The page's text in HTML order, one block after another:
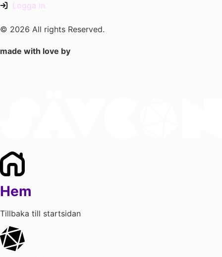
Logga in
© 2026 All rights Reserved.
made with love by
Hem
Tillbaka till startsidan